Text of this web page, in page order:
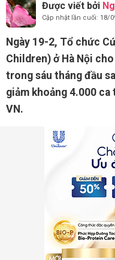
Được viết bởi
Cập nhật lần cuối: 18/
Ngày 19-2, Tổ chức
Children) ở Hà Nội
trong sáu tháng đầu
giảm khoảng 4.000
VN.